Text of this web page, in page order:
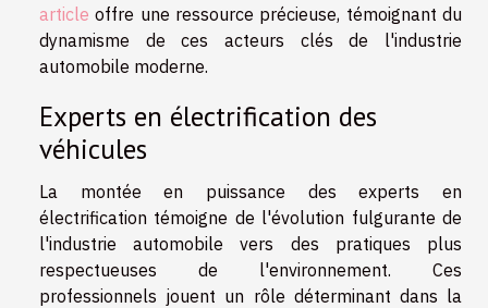
article offre une ressource précieuse, témoignant du
dynamisme de ces acteurs clés de l'industrie
automobile moderne.
Experts en électrification des
véhicules
La montée en puissance des experts en
électrification témoigne de l'évolution fulgurante de
l'industrie automobile vers des pratiques plus
respectueuses de l'environnement. Ces
professionnels jouent un rôle déterminant dans la